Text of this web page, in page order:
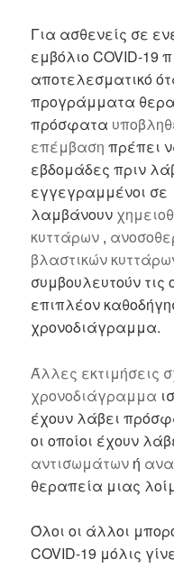
Για ασθενείς σε
εμβόλιο COVID-19
αποτελεσματικό
προγράμματα
πρόσφατα
επέμβαση πρέπει
εβδομάδες πριν
εγγεγραμμένοι σε
λαμβάνουν
κυττάρων ,
βλαστικών
συμβουλευτούν
επιπλέον
χρονοδιάγραμμα.
Άλλες εκτιμήσεις
χρονοδιάγραμμα
έχουν λάβει
οι οποίοι έχουν
αντισωμάτων ή
θεραπεία μιας
Όλοι οι άλλοι
COVID-19 μόλις